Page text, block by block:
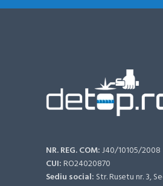
NR. REG. COM:J40/10105/2008
CUI:RO24020870
Sediu social: Str. Rusetu nr. 3,